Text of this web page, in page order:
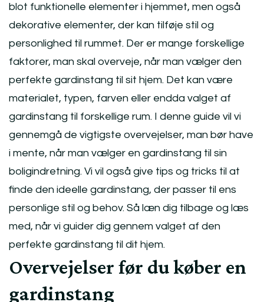
blot funktionelle elementer i hjemmet, men også
dekorative elementer, der kan tilføje stil og
personlighed til rummet. Der er mange forskellige
faktorer, man skal overveje, når man vælger den
perfekte gardinstang til sit hjem. Det kan være
materialet, typen, farven eller endda valget af
gardinstang til forskellige rum. I denne guide vil vi
gennemgå de vigtigste overvejelser, man bør have
i mente, når man vælger en gardinstang til sin
boligindretning. Vi vil også give tips og tricks til at
finde den ideelle gardinstang, der passer til ens
personlige stil og behov. Så læn dig tilbage og læs
med, når vi guider dig gennem valget af den
perfekte gardinstang til dit hjem.
Overvejelser før du køber en
gardinstang